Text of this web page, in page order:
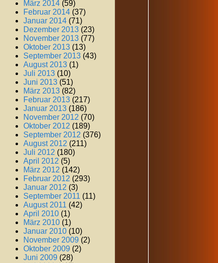
März 2014 (59)
Februar 2014 (37)
Januar 2014 (71)
Dezember 2013 (23)
November 2013 (77)
Oktober 2013 (13)
September 2013 (43)
August 2013 (1)
Juli 2013 (10)
Juni 2013 (51)
März 2013 (82)
Februar 2013 (217)
Januar 2013 (186)
November 2012 (70)
Oktober 2012 (189)
September 2012 (376)
August 2012 (211)
Juli 2012 (180)
April 2012 (5)
März 2012 (142)
Februar 2012 (293)
Januar 2012 (3)
September 2011 (11)
August 2011 (42)
April 2010 (1)
März 2010 (1)
Januar 2010 (10)
November 2009 (2)
Oktober 2009 (2)
Juni 2009 (28)